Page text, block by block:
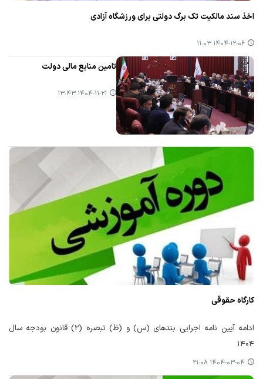
اخذ سند مالکیت تک برگ دولتی برای ورزشگاه آزادی
۱۴۰۴-۱۲-۰۶ ۱۱:۰۳
تامین منابع مالی دولت
۱۴۰۴-۱۱-۲۱ ۱۳:۴۳
کارگاه حقوقی
ادامه آیین نامه اجرایی بندهای (س) و (ظ) تبصره (۲) قانون بودجه سال
۱۴۰۴
۱۴۰۴-۰۳-۰۴ ۲۱:۰۸